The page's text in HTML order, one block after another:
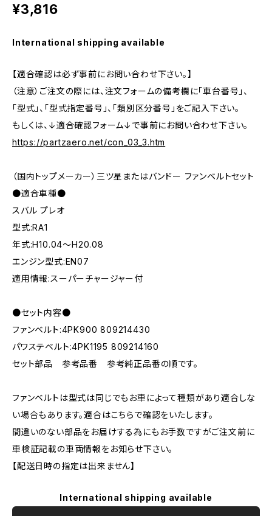
¥3,816
International shipping available
【適合確認は必ず事前にお問い合わせ下さい。】
（注意）ご注文の際には、注文フォームの備考欄に「車台番号」、
「型式」、「型式指定番号」、「類別区分番号」をご記入下さい。
もしくは、↓適合確認フォーム↓で事前にお問い合わせ下さい。
https://partzaero.net/con_03_3.htm
（国内トップメーカー）三ツ星またはバンドー ファンベルトセット
●適合車種●
スバル プレオ
型式:RA1
年式:H10.04～H20.08
エンジン型式:EN07
適用情報:スーパーチャージャー付
●セット内容●
ファンベルト:4PK900 809214430
パワステベルト:4PK1195 809214160
セット部品 参考品番 参考純正品番の順です。
ファンベルトは型式は同じでもお車によって種類があり適合しな
い場合もあります。適合はこちらで確認をいたします。
間違いのない部品をお届けする為にもお手数ですがご注文前に
車検証記載の車両情報をお知らせ下さい。
【配送日時の指定は出来ません】
International shipping available